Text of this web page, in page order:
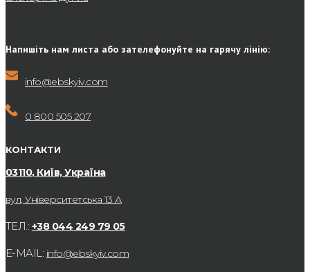
Напишіть нам листа або зателефонуйте на гарячу лінію:
info@ebskyiv.com
0 800 505 207
КОНТАКТИ
03110, Київ, Україна
вул, Університетська 13 А
ТЕЛ.: +38 044 249 79 05
E-MAIL: info@ebskyiv.com